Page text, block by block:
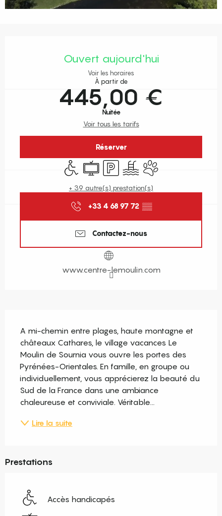
Ouvert aujourd'hui
Voir les horaires
À partir de
445,00 €
Nuitée
Voir tous les tarifs
Réserver
Accès handicapés
Télévision
Parking PiscineAnimaux acceptés
+ 39 autre(s) prestation(s)
+33 4 68 97 72 ▒▒
Contactez-nous
www.centre-lemoulin.com
A mi-chemin entre plages, haute montagne et
châteaux Cathares, le village vacances Le
Moulin de Sournia vous ouvre les portes des
Pyrénées-Orientales. En famille, en groupe ou
individuellement, vous apprécierez la beauté du
Sud de la France dans une ambiance
chaleureuse et conviviale. Véritable...
Lire la suite
Prestations
Accès handicapés